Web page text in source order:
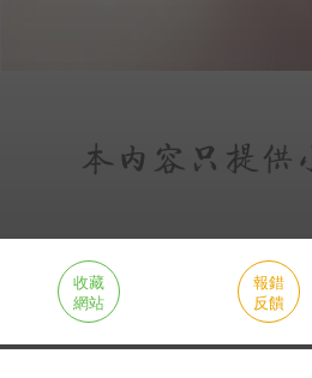
收藏
網站
報錯
反饋